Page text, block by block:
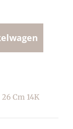
Cm 14K